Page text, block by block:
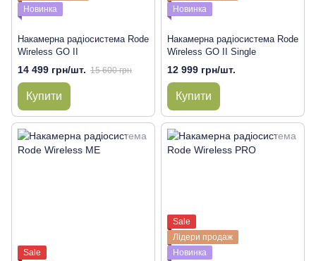
Новинка
Накамерна радіосистема Rode
Wireless GO II
14 499 грн/шт. 15 600 грн
Купити
Новинка
Накамерна радіосистема Rode
Wireless GO II Single
12 999 грн/шт.
Купити
Sale
Sale
Лідери продаж
Новинка